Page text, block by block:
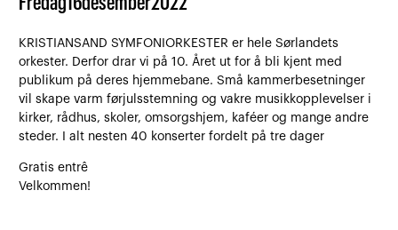
KRISTIANSAND SYMFONIORKESTER er hele Sørlandets
orkester. Derfor drar vi på 10. Året ut for å bli kjent med
publikum på deres hjemmebane. Små kammerbesetninger
vil skape varm førjulsstemning og vakre musikkopplevelser i
kirker, rådhus, skoler, omsorgshjem, kaféer og mange andre
steder. I alt nesten 40 konserter fordelt på tre dager
Gratis entrê
Velkommen!